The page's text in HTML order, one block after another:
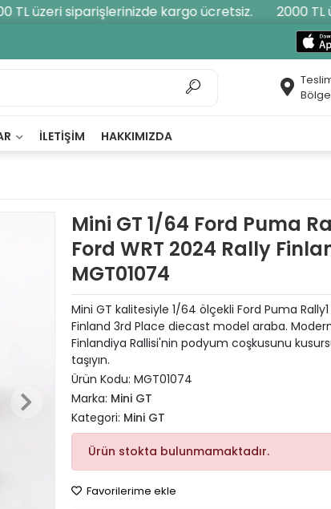
TL üzeri siparişlerinizde kargo ücretsiz. 2000 TL
İLETIŞIM HAKKIMIZDA
Mini GT 1/64 Ford Puma
Ford WRT 2024 Rally
MGT01074
Mini GT kalitesiyle 1/64 ölçekli Ford Puma
Finland 3rd Place diecast model araba.
Finlandiya Rallisi'nin podyum coşkusunu
taşıyın.
Ürün Kodu: MGT01074
Marka: Mini GT
Kategori: Mini GT
Ürün stokta bulunmamaktadır.
Favorilerime ekle